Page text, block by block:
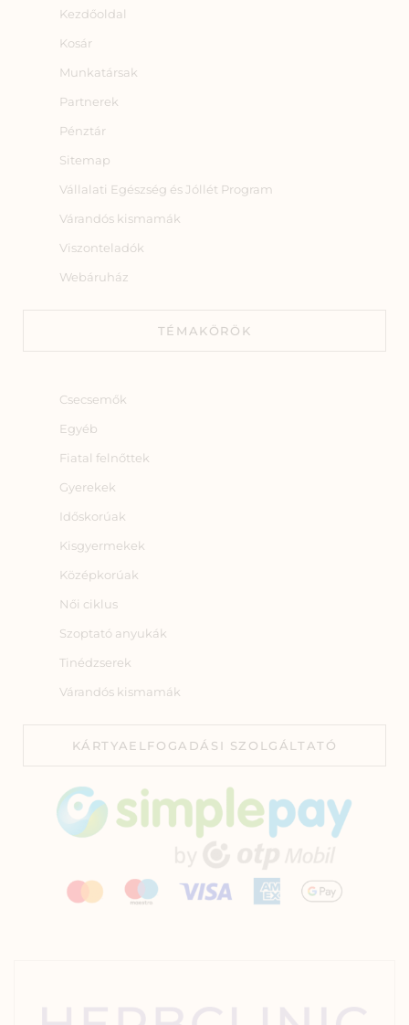
Kezdőoldal
Kosár
Munkatársak
Partnerek
Pénztár
Sitemap
Vállalati Egészség és Jóllét Program
Várandós kismamák
Viszonteladók
Webáruház
TÉMAKÖRÖK
Csecsemők
Egyéb
Fiatal felnőttek
Gyerekek
Időskorúak
Kisgyermekek
Középkorúak
Női ciklus
Szoptató anyukák
Tinédzserek
Várandós kismamák
KÁRTYAELFOGADÁSI SZOLGÁLTATÓ